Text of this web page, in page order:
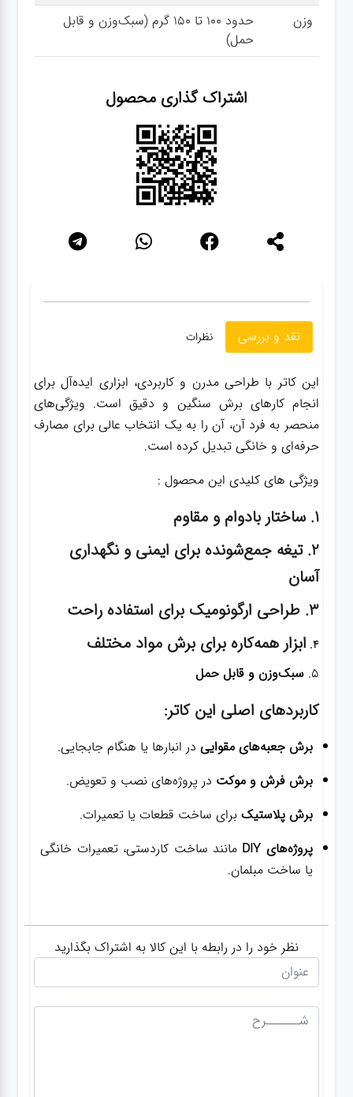
تجهیزات
کمپ
وزن
حدود ۱۰۰ تا ۱۵۰ گرم (سبک‌وزن و قابل
حمل)
اشتراک گذاری محصول
نقد و بررسی نظرات
این کاتر با طراحی مدرن و کاربردی، ابزاری ایده‌آل برای
انجام کارهای برش سنگین و دقیق است. ویژگی‌های
منحصر به فرد آن، آن را به یک انتخاب عالی برای مصارف
حرفه‌ای و خانگی تبدیل کرده است.
ویژگی های کلیدی این محصول :
۱. ساختار بادوام و مقاوم
۲. تیغه جمع‌شونده برای ایمنی و نگهداری
آسان
۳. طراحی ارگونومیک برای استفاده راحت
۴. ابزار همه‌کاره برای برش مواد مختلف
۵. سبک‌وزن و قابل حمل
کاربردهای اصلی این کاتر:
برش جعبه‌های مقوایی در انبارها یا هنگام جابجایی.
برش فرش و موکت در پروژه‌های نصب و تعویض.
برش پلاستیکبرای ساخت قطعات یا تعمیرات.
پروژه‌های DIY
مانند ساخت کاردستی، تعمیرات خانگی
یا ساخت مبلمان.
نظر خود را در رابطه با این کالا به اشتراک بگذارید